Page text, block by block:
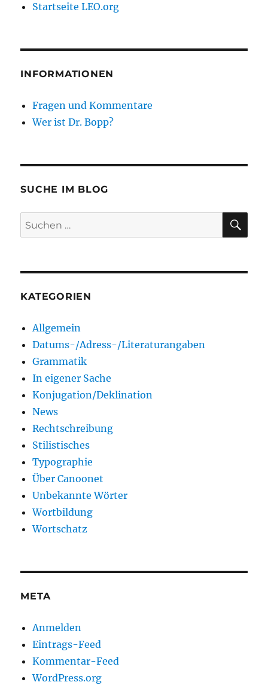
Startseite LEO.org
INFORMATIONEN
Fragen und Kommentare
Wer ist Dr. Bopp?
SUCHE IM BLOG
Suchen
nach:
KATEGORIEN
Allgemein
Datums-/Adress-/Literaturangaben
Grammatik
In eigener Sache
Konjugation/Deklination
News
Rechtschreibung
Stilistisches
Typographie
Über Canoonet
Unbekannte Wörter
Wortbildung
Wortschatz
META
Anmelden
Eintrags-Feed
Kommentar-Feed
WordPress.org